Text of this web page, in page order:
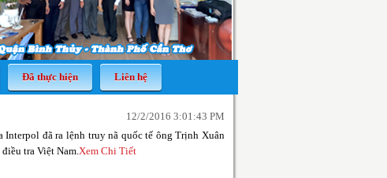
Đã thực hiện Liên hệ
12/2/2016 3:01:43 PM
đã ra lệnh truy nã quốc tế ông Trịnh Xuân
tra Việt Nam.Xem Chi Tiết